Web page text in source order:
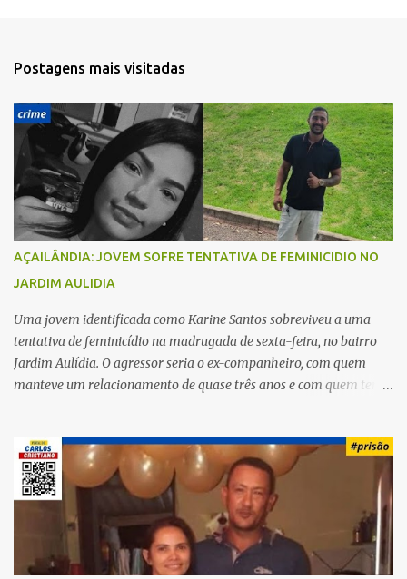
r
Postagens mais visitadas
AÇAILÂNDIA: JOVEM SOFRE TENTATIVA DE FEMINICIDIO NO
JARDIM AULIDIA
Uma jovem identificada como Karine Santos sobreviveu a uma
tentativa de feminicídio na madrugada de sexta-feira, no bairro
Jardim Aulídia. O agressor seria o ex-companheiro, com quem
manteve um relacionamento de quase três anos e com quem tem
ela deixou claro que não queria. Naquela noite, a vítima recebeu o
convite de um amigo para ir a uma festa. Ao chegar ao local,
percebeu que o ex também estava presente, mas permaneceu
tranquila durante todo o evento. O ataque aconteceu quando
Karine retornava para casa, por volta das 5h40 da manhã.
“Quando cheguei, ele estava escondido. Assim que me viu, entrou